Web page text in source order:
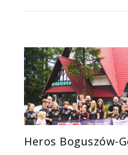
Heros Boguszów-